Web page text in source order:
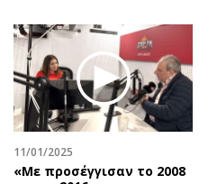
Θέατρο-Χορός
Μουσική
Εικαστικά
Βιβλίο
Χειρόγραφα
11/01/2025
«Με προσέγγισαν το 2008